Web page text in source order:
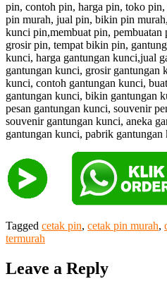
pin, contoh pin, harga pin, toko
pin murah, jual pin, bikin pin
kunci pin,membuat pin, pembuatan
grosir pin, tempat bikin pin,
kunci, harga gantungan kunci,jual
gantungan kunci, grosir gantungan
kunci, contoh gantungan kunci,
gantungan kunci, bikin gantungan
pesan gantungan kunci, souvenir
souvenir gantungan kunci, aneka
gantungan kunci, pabrik gantungan
Tagged cetak pin, cetak pin murah,
termurah
Leave a Reply